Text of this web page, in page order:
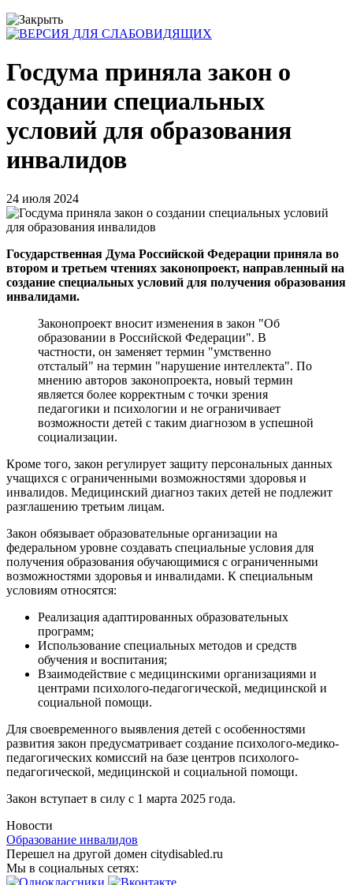
Госдума приняла закон о
создании специальных
условий для образования
инвалидов
24 июля 2024
Государственная Дума Российской Федерации приняла во
втором и третьем чтениях законопроект, направленный на
создание специальных условий для получения образования
инвалидами.
Законопроект вносит изменения в закон "Об
образовании в Российской Федерации". В
частности, он заменяет термин "умственно
отсталый" на термин "нарушение интеллекта". По
мнению авторов законопроекта, новый термин
является более корректным с точки зрения
педагогики и психологии и не ограничивает
возможности детей с таким диагнозом в успешной
социализации.
Кроме того, закон регулирует защиту персональных данных
учащихся с ограниченными возможностями здоровья и
инвалидов. Медицинский диагноз таких детей не подлежит
разглашению третьим лицам.
Закон обязывает образовательные организации на
федеральном уровне создавать специальные условия для
получения образования обучающимися с ограниченными
возможностями здоровья и инвалидами. К специальным
условиям относятся:
Реализация адаптированных образовательных
программ;
Использование специальных методов и средств
обучения и воспитания;
Взаимодействие с медицинскими организациями и
центрами психолого-педагогической, медицинской и
социальной помощи.
Для своевременного выявления детей с особенностями
развития закон предусматривает создание психолого-медико-
педагогических комиссий на базе центров психолого-
педагогической, медицинской и социальной помощи.
Закон вступает в силу с 1 марта 2025 года.
Новости
Образование инвалидов
Перешел на другой домен citydisabled.ru
Мы в социальных сетях: